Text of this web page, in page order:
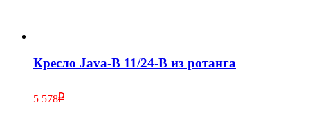
Кресло Java-B 11/24-В из ротанга
5 578